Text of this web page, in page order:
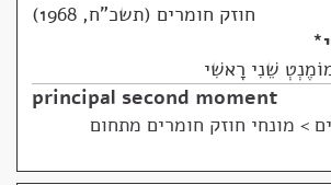
חוזק חומרים (תשכ"ח, 1968)
*
שֵׁנִי רָאשִׁי
principal second moment
> מונחי חוזק חומרים מתחום